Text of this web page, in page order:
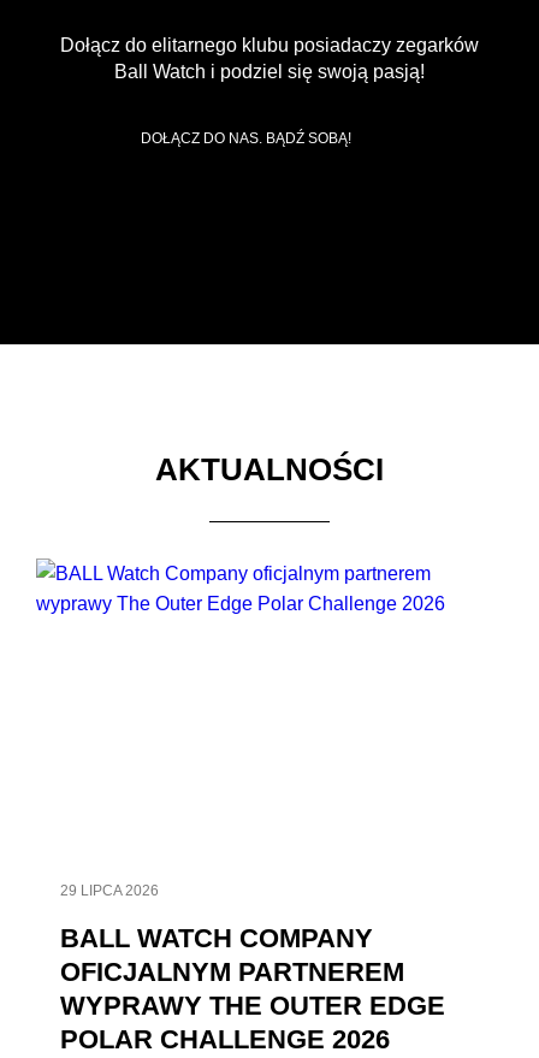
Dołącz do elitarnego klubu posiadaczy zegarków
Ball Watch i podziel się swoją pasją!
DOŁĄCZ DO NAS. BĄDŹ SOBĄ!
AKTUALNOŚCI
29 LIPCA 2026
BALL WATCH COMPANY
OFICJALNYM PARTNEREM
WYPRAWY THE OUTER EDGE
POLAR CHALLENGE 2026